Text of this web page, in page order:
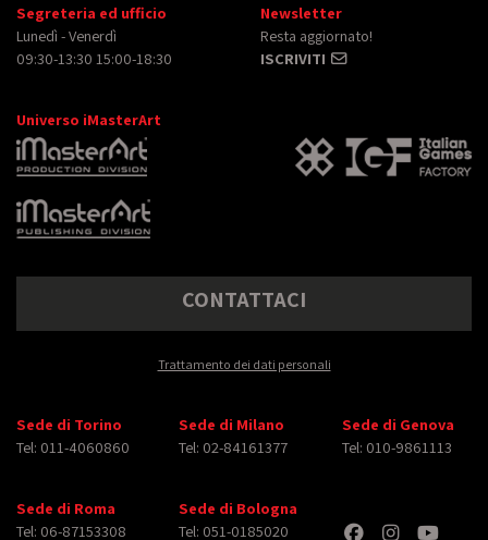
Segreteria ed ufficio
Lunedì - Venerdì
09:30-13:30 15:00-18:30
Newsletter
Resta aggiornato!
ISCRIVITI
Universo iMasterArt
CONTATTACI
Trattamento dei dati personali
Sede di Torino
Tel: 011-4060860
Sede di Milano
Tel: 02-84161377
Sede di Genova
Tel: 010-9861113
Sede di Roma
Tel: 06-87153308
Sede di Bologna
Tel: 051-0185020